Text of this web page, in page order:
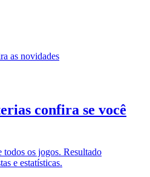
as novidades
confira se você
os jogos. Resultado
e estatísticas.